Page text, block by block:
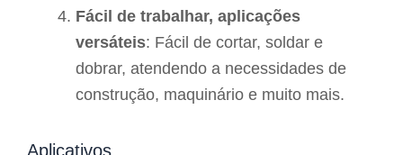
Fácil de trabalhar, aplicações
versáteis: Fácil de cortar, soldar e
dobrar, atendendo a necessidades de
construção, maquinário e muito mais.
Aplicativos